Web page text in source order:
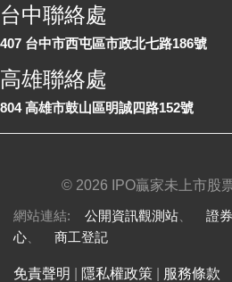
台中聯絡處
407 台中市西屯區市政北七路186號
高雄聯絡處
804 高雄市鼓山區明誠四路152號
© 2026 IPO贏家未上市股
網站連結: 公開資訊觀測站 證
心
商工登記
免責聲明 隱私權政策 服務條款